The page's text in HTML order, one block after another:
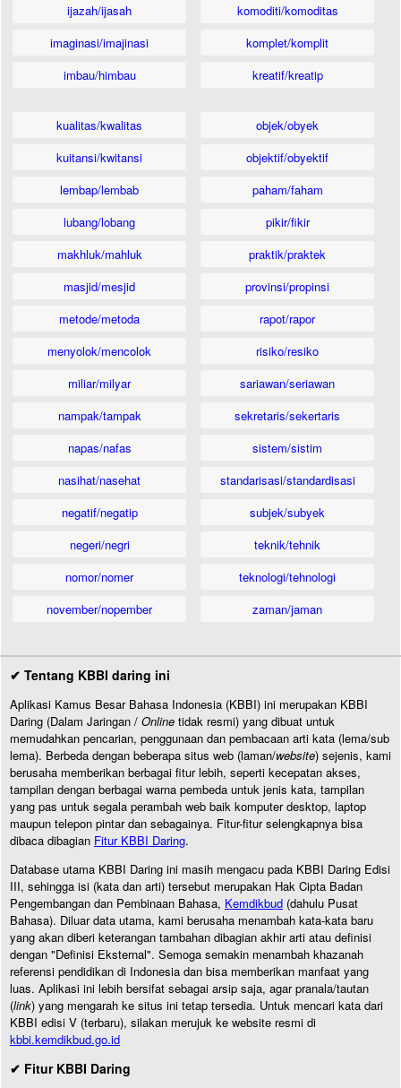
ijazah/ijasah
imaginasi/imajinasi
imbau/himbau
komoditi/komoditas
komplet/komplit
kreatif/kreatip
kualitas/kwalitas
kuitansi/kwitansi
lembap/lembab
lubang/lobang
makhluk/mahluk
masjid/mesjid
metode/metoda
menyolok/mencolok
miliar/milyar
nampak/tampak
napas/nafas
nasihat/nasehat
negatif/negatip
negeri/negri
nomor/nomer
november/nopember
objek/obyek
objektif/obyektif
paham/faham
pikir/fikir
praktik/praktek
provinsi/propinsi
rapot/rapor
risiko/resiko
sariawan/seriawan
sekretaris/sekertaris
sistem/sistim
standarisasi/standardisasi
subjek/subyek
teknik/tehnik
teknologi/tehnologi
zaman/jaman
✔ Tentang KBBI daring ini
Aplikasi Kamus Besar Bahasa Indonesia (KBBI) ini merupakan KBBI
Daring (Dalam Jaringan / Online tidak resmi) yang dibuat untuk
memudahkan pencarian, penggunaan dan pembacaan arti kata (lema/sub
lema). Berbeda dengan beberapa situs web (laman/website) sejenis, kami
berusaha memberikan berbagai fitur lebih, seperti kecepatan akses,
tampilan dengan berbagai warna pembeda untuk jenis kata, tampilan
yang pas untuk segala perambah web baik komputer desktop, laptop
maupun telepon pintar dan sebagainya. Fitur-fitur selengkapnya bisa
dibaca dibagian Fitur KBBI Daring.
Database utama KBBI Daring ini masih mengacu pada KBBI Daring Edisi
III, sehingga isi (kata dan arti) tersebut merupakan Hak Cipta Badan
Pengembangan dan Pembinaan Bahasa, Kemdikbud (dahulu Pusat
Bahasa). Diluar data utama, kami berusaha menambah kata-kata baru
yang akan diberi keterangan tambahan dibagian akhir arti atau definisi
dengan "Definisi Eksternal". Semoga semakin menambah khazanah
referensi pendidikan di Indonesia dan bisa memberikan manfaat yang
luas. Aplikasi ini lebih bersifat sebagai arsip saja, agar pranala/tautan
(link) yang mengarah ke situs ini tetap tersedia. Untuk mencari kata dari
KBBI edisi V (terbaru), silakan merujuk ke website resmi di
kbbi.kemdikbud.go.id
✔ Fitur KBBI Daring